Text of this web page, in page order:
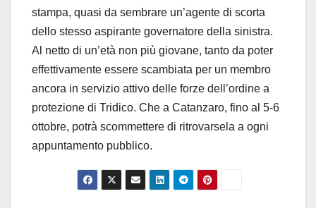
stampa, quasi da sembrare un’agente di scorta
dello stesso aspirante governatore della sinistra.
Al netto di un’età non più giovane, tanto da poter
effettivamente essere scambiata per un membro
ancora in servizio attivo delle forze dell’ordine a
protezione di Tridico. Che a Catanzaro, fino al 5-6
ottobre, potrà scommettere di ritrovarsela a ogni
appuntamento pubblico.